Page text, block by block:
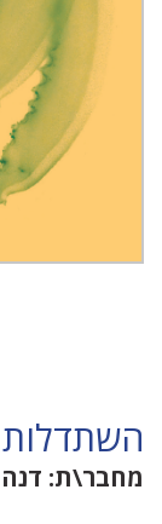
מחבר\ת: